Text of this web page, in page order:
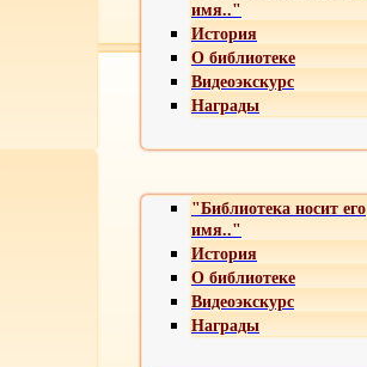
имя.."
История
О библиотеке
Видеоэкскурс
Награды
"Библиотека носит его
имя.."
История
О библиотеке
Видеоэкскурс
Награды